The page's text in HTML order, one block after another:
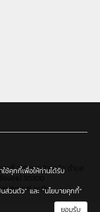
ลขที่ 128 ถนนห้วยแก้ว ตำบล
งใหม่ 50300
ใช้คุกกี้เพื่อให้ท่านได้รับ
นส่วนตัว" และ "นโยบายคุกกี้"
ยอมรับ